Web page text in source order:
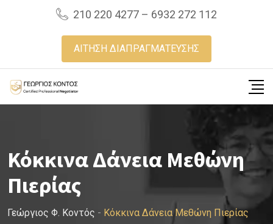
210 220 4277 – 6932 272 112
ΑΙΤΗΣΗ ΔΙΑΠΡΑΓΜΑΤΕΥΣΗΣ
Κόκκινα Δάνεια Μεθώνη
Πιερίας
Γεώργιος Φ. Κοντός - Κόκκινα Δάνεια Μεθώνη Πιερίας